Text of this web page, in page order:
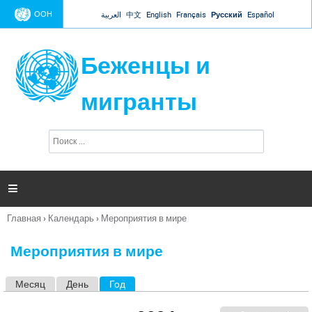
Jump to navigation
ООН العربية 中文 English Français Русский Español
Беженцы и
мигранты
п
и

Вы
Главная › Календарь › Мероприятия в мире
Мероприятия в мире
Месяц День Год